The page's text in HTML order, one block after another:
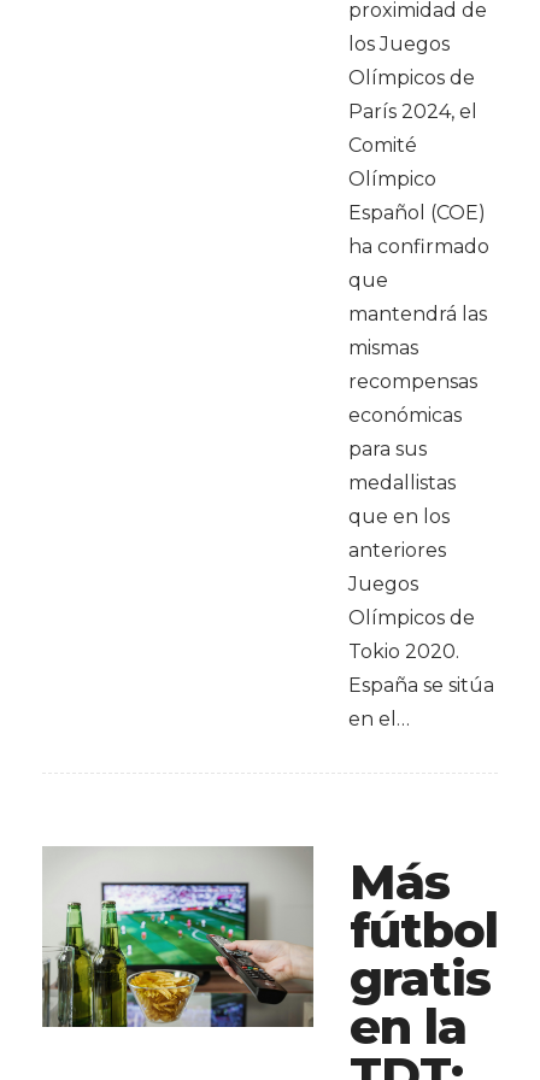
proximidad de
los Juegos
Olímpicos de
París 2024, el
Comité
Olímpico
Español (COE)
ha confirmado
que
mantendrá las
mismas
recompensas
económicas
para sus
medallistas
que en los
anteriores
Juegos
Olímpicos de
Tokio 2020.
España se sitúa
en el…
Más
fútbol
gratis
en la